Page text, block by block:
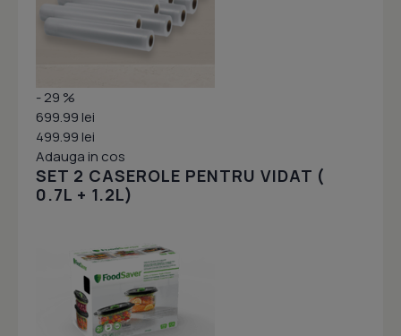
- 29 %
699.99 lei
499.99 lei
Adauga in cos
SET 2 CASEROLE PENTRU VIDAT (
0.7L + 1.2L)